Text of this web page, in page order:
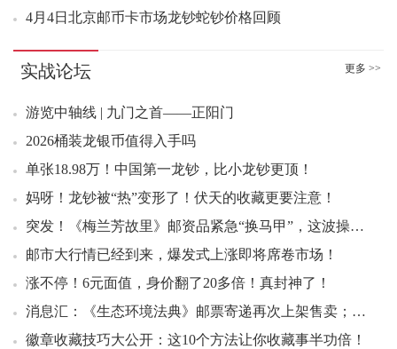
4月4日北京邮币卡市场龙钞蛇钞价格回顾
实战论坛 更多 >>
游览中轴线 | 九门之首——正阳门
2026桶装龙银币值得入手吗
单张18.98万！中国第一龙钞，比小龙钞更顶！
妈呀！龙钞被“热”变形了！伏天的收藏更要注意！
突发！《梅兰芳故里》邮资品紧急“换马甲”，这波操作释放了什么信号？
邮市大行情已经到来，爆发式上涨即将席卷市场！
涨不停！6元面值，身价翻了20多倍！真封神了！
消息汇：《生态环境法典》邮票寄递再次上架售卖；《军旗军徽军歌》邮票市场价格快速回落；封神演义二小型张在30-40元区间盘
徽章收藏技巧大公开：这10个方法让你收藏事半功倍！